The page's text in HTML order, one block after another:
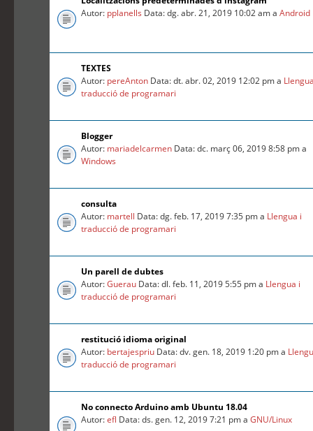
Autor: pplanells Data: dg. abr. 21, 2019 10:02 am aAndroid
TEXTES
Autor: pereAnton Data: dt. abr. 02, 2019 12:02 pm a
traducció de programari
Blogger
Autor: mariadelcarmen Data: dc. març 06, 2019 8:58 pm a
Windows
consulta
Autor: martell Data: dg. feb. 17, 2019 7:35 pm a Llengua i
traducció de programari
Un parell de dubtes
Autor:Guerau Data: dl. feb. 11, 2019 5:55 pm a Llengua i
traducció de programari
restitució idioma original
Autor: bertajespriu Data: dv. gen. 18, 2019 1:20 pm a
traducció de programari
No connecto Arduino amb Ubuntu 18.04
Autor:efl Data: ds. gen. 12, 2019 7:21 pm aGNU/Linux